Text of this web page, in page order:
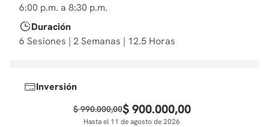
6:00 p.m. a 8:30 p.m.
Duración
6 Sesiones | 2 Semanas | 12.5 Horas
Inversión
$ 990.000,00$ 900.000,00
Hasta el 11 de agosto de 2026